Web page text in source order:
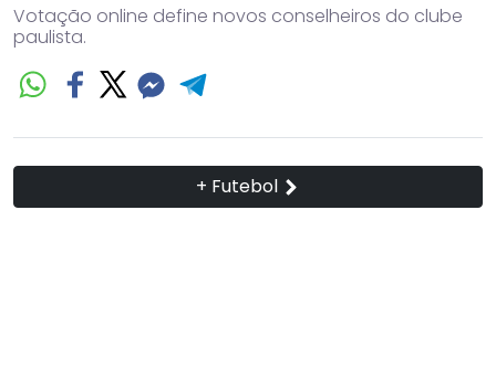
Votação online define novos conselheiros do clube
paulista.
+ Futebol